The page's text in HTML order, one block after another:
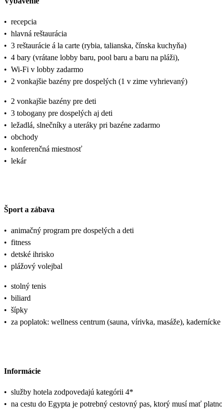
• recepcia
• hlavná reštaurácia
• 3 reštaurácie á la carte (rybia, talianska, čínska kuchyňa)
• 4 bary (vrátane lobby baru, pool baru a baru na pláži),
• Wi-Fi v lobby zadarmo
• 2 vonkajšie bazény pre dospelých (1 v zime vyhrievaný)
• 2 vonkajšie bazény pre deti
• 3 tobogany pre dospelých aj deti
• ležadlá, slnečníky a uteráky pri bazéne zadarmo
• obchody
• konferenčná miestnosť
• lekár
Šport a zábava
• animačný program pre dospelých a deti
• fitness
• detské ihrisko
• plážový volejbal
• stolný tenis
• biliard
• šípky
• za poplatok: wellness centrum (sauna, vírivka, masáže),
Informácie
• služby hotela zodpovedajú kategórii 4*
• na cestu do Egypta je potrebný cestovný pas, ktorý musí mať